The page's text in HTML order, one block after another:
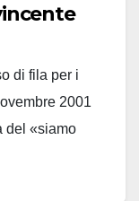
di fila per i
2001
del «siamo